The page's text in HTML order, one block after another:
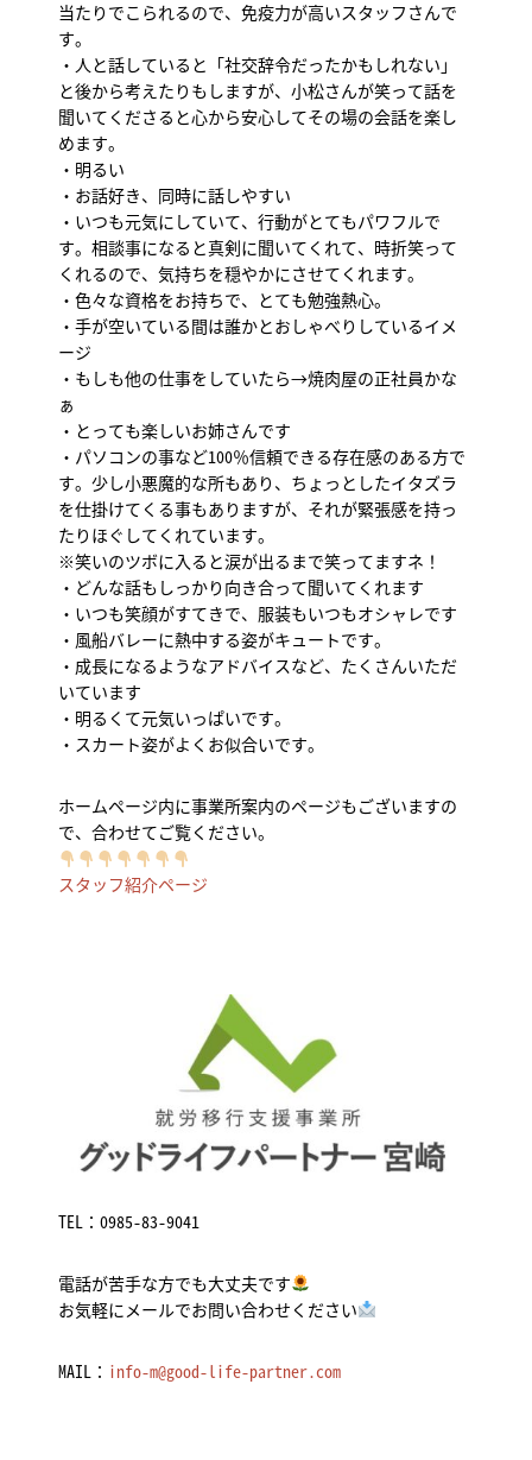
当たりでこられるので、免疫力が高いスタッフさんで
す。
・人と話していると「社交辞令だったかもしれない」
と後から考えたりもしますが、小松さんが笑って話を
聞いてくださると心から安心してその場の会話を楽し
めます。
・明るい
・お話好き、同時に話しやすい
・いつも元気にしていて、行動がとてもパワフルで
す。相談事になると真剣に聞いてくれて、時折笑って
くれるので、気持ちを穏やかにさせてくれます。
・色々な資格をお持ちで、とても勉強熱心。
・手が空いている間は誰かとおしゃべりしているイメ
ージ
・もしも他の仕事をしていたら→焼肉屋の正社員かな
ぁ
・とっても楽しいお姉さんです
・パソコンの事など100％信頼できる存在感のある方で
す。少し小悪魔的な所もあり、ちょっとしたイタズラ
を仕掛けてくる事もありますが、それが緊張感を持っ
たりほぐしてくれています。
※笑いのツボに入ると涙が出るまで笑ってますネ！
・どんな話もしっかり向き合って聞いてくれます
・いつも笑顔がすてきで、服装もいつもオシャレです
・風船バレーに熱中する姿がキュートです。
・成長になるようなアドバイスなど、たくさんいただ
いています
・明るくて元気いっぱいです。
・スカート姿がよくお似合いです。
ホームページ内に事業所案内のページもございますの
で、合わせてご覧ください。
スタッフ紹介ページ
TEL：0985-83-9041
電話が苦手な方でも大丈夫です
お気軽にメールでお問い合わせください
MAIL： info-m@good-life-partner.com